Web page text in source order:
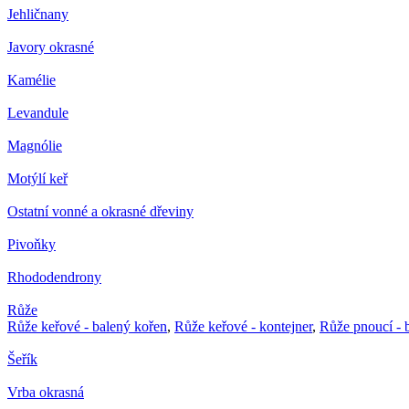
Jehličnany
Javory okrasné
Kamélie
Levandule
Magnólie
Motýlí keř
Ostatní vonné a okrasné dřeviny
Pivoňky
Rhododendrony
Růže
Růže keřové - balený kořen, Růže keřové - kontejner, Růže pnoucí -
Šeřík
Vrba okrasná